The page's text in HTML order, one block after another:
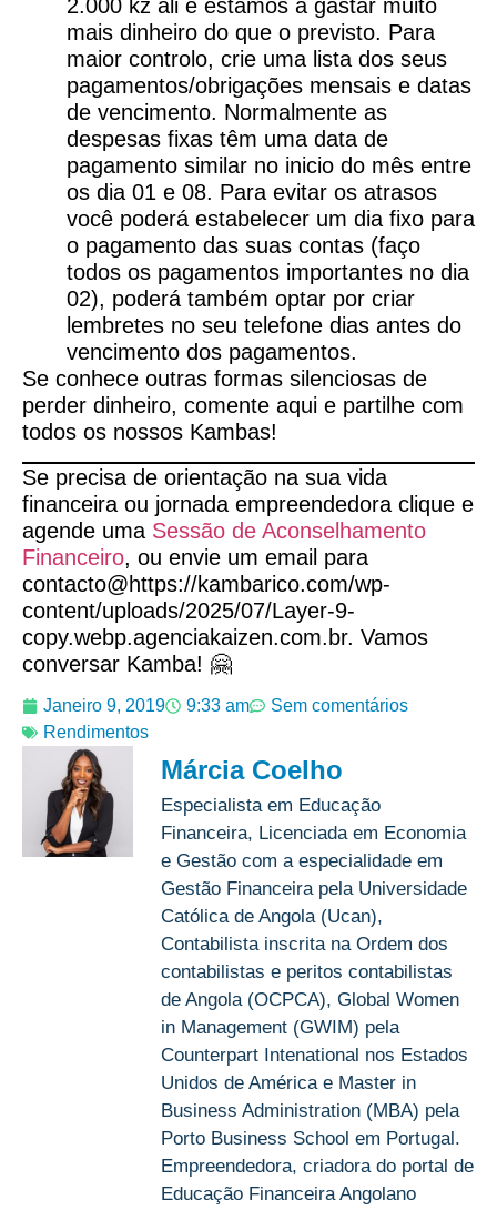
2.000 kz ali e estamos a gastar muito
mais dinheiro do que o previsto. Para
maior controlo, crie uma lista dos seus
pagamentos/obrigações mensais e datas
de vencimento. Normalmente as
despesas fixas têm uma data de
pagamento similar no inicio do mês entre
os dia 01 e 08. Para evitar os atrasos
você poderá estabelecer um dia fixo para
o pagamento das suas contas (faço
todos os pagamentos importantes no dia
02), poderá também optar por criar
lembretes no seu telefone dias antes do
vencimento dos pagamentos.
Se conhece outras formas silenciosas de
perder dinheiro, comente aqui e partilhe com
todos os nossos Kambas!
Se precisa de orientação na sua vida
financeira ou jornada empreendedora clique e
agende uma Sessão de Aconselhamento
Financeiro, ou envie um email para
contacto@https://kambarico.com/wp-
content/uploads/2025/07/Layer-9-
copy.webp.agenciakaizen.com.br. Vamos
conversar Kamba! 🤗
Janeiro 9, 2019 9:33 am
Sem comentários
Rendimentos
Márcia Coelho
Especialista em Educação
Financeira, Licenciada em Economia
e Gestão com a especialidade em
Gestão Financeira pela Universidade
Católica de Angola (Ucan),
Contabilista inscrita na Ordem dos
contabilistas e peritos contabilistas
de Angola (OCPCA), Global Women
in Management (GWIM) pela
Counterpart Intenational nos Estados
Unidos de América e Master in
Business Administration (MBA) pela
Porto Business School em Portugal.
Empreendedora, criadora do portal de
Educação Financeira Angolano